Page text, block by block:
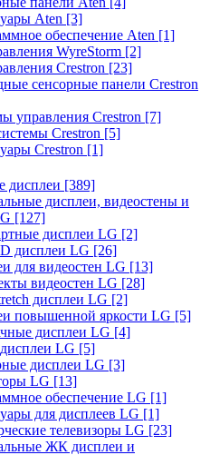
Aten [3]
обеспечение Aten [1]
WyreStorm [2]
Crestron [23]
сенсорные панели Crestron
управления Crestron [7]
Crestron [5]
Crestron [1]
дисплеи [389]
дисплеи, видеостены и
[127]
дисплеи LG [2]
дисплеи LG [26]
для видеостен LG [13]
видеостен LG [28]
дисплеи LG [2]
повышенной яркости LG [5]
дисплеи LG [4]
LG [5]
дисплеи LG [3]
LG [13]
обеспечение LG [1]
для дисплеев LG [1]
телевизоры LG [23]
ЖК дисплеи и